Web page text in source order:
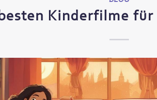
Kinderfilme für